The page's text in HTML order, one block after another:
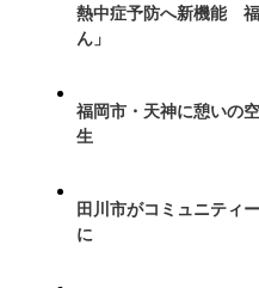
熱中症予防へ新機能 福
ん」
福岡市・天神に憩いの
生
田川市がコミュニティ
に